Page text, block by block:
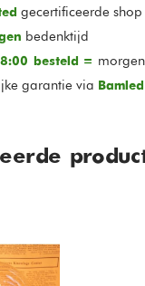
gecertificeerde shop
bedenktijd
besteld =
garantie via Bamled